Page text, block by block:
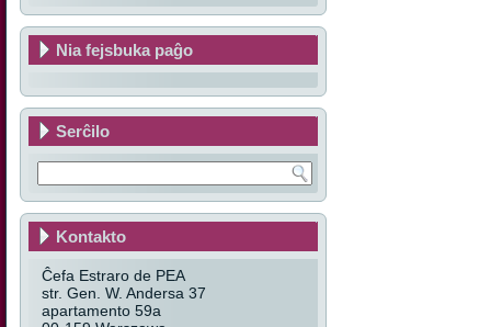
Nia fejsbuka paĝo
Serĉilo
Kontakto
Ĉefa Estraro de PEA
str. Gen. W. Andersa 37
apartamento 59a